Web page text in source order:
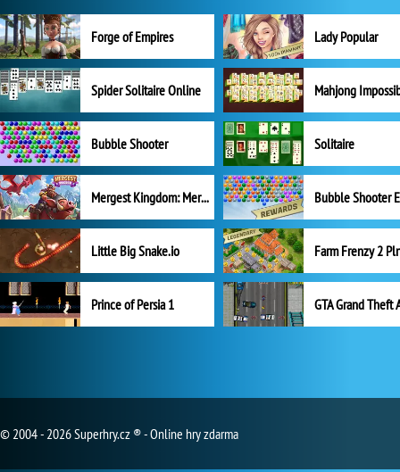
Forge of Empires Lady Popular
Spider Solitaire Online Mahjong
Bubble Shooter Solitaire
Mergest Kingdom: Merge Puzzle
Little Big Snake.io
Prince of Persia 1 GTA Grand Theft
© 2004 - 2026 Superhry.cz ® - Online hry zdarma